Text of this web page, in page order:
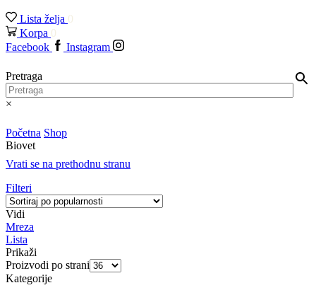
Lista želja 0
Korpa 0
Facebook
Instagram
Pretraga
×
Početna Shop
Biovet
Vrati se na prethodnu stranu
Filteri
Vidi
Mreza
Lista
Prikaži
Proizvodi po strani
Kategorije